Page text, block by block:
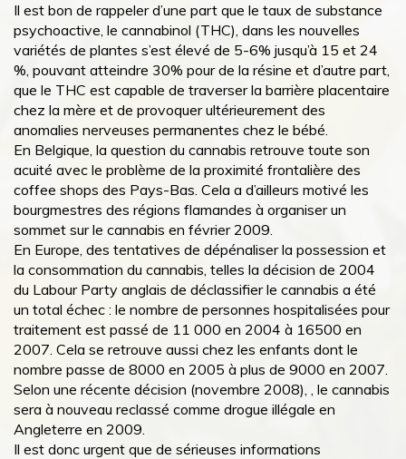
Il est bon de rappeler d’une part que le taux de substance
psychoactive, le cannabinol (THC), dans les nouvelles
variétés de plantes s’est élevé de 5-6% jusqu’à 15 et 24
%, pouvant atteindre 30% pour de la résine et d’autre part,
que le THC est capable de traverser la barrière placentaire
chez la mère et de provoquer ultérieurement des
anomalies nerveuses permanentes chez le bébé.
En Belgique, la question du cannabis retrouve toute son
acuité avec le problème de la proximité frontalière des
coffee shops des Pays-Bas. Cela a d’ailleurs motivé les
bourgmestres des régions flamandes à organiser un
sommet sur le cannabis en février 2009.
En Europe, des tentatives de dépénaliser la possession et
la consommation du cannabis, telles la décision de 2004
du Labour Party anglais de déclassifier le cannabis a été
un total échec : le nombre de personnes hospitalisées pour
traitement est passé de 11 000 en 2004 à 16500 en
2007. Cela se retrouve aussi chez les enfants dont le
nombre passe de 8000 en 2005 à plus de 9000 en 2007.
Selon une récente décision (novembre 2008), , le cannabis
sera à nouveau reclassé comme drogue illégale en
Angleterre en 2009.
Il est donc urgent que de sérieuses informations